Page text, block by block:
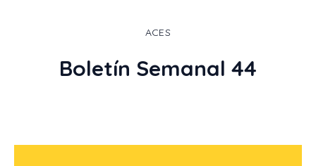
ACES
Boletín Semanal 44